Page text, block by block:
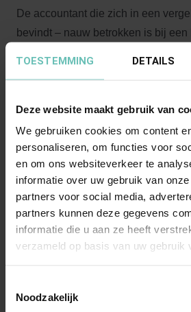
TOESTEMMING DETAILS
Deze website maakt gebruik van
We gebruiken cookies om content
personaliseren, om functies voor
en om ons websiteverkeer te
informatie over uw gebruik van
partners voor social media,
partners kunnen deze gegevens
informatie die u aan ze heeft
verzameld op basis van uw gebruik
Noodzakelijk
De accountant die zich in een
bevindt – nauw betrokken is bij
verweer dat het concern “met de
stond”. Het hof wijst erop dat tussen
met de business angel en het
levering aandelen circa anderhalve
Genoeg tijd om te adviseren, vindt
werd onvoldoende onderbouwd dat
andere keuze had” dan in te
aansprakelijkheid in principe
zeggen dat er veel schade vergoed